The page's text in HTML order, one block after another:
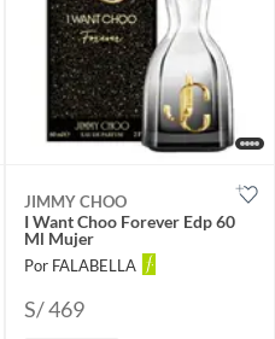
JIMMY CHOO
I Want Choo Forever Edp 60
Ml Mujer
Por FALABELLA
S/ 469